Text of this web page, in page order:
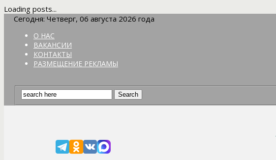
Loading posts...
Сегодня: Четверг, 06 августа 2026 года
О НАС
ВАКАНСИИ
КОНТАКТЫ
РАЗМЕЩЕНИЕ РЕКЛАМЫ